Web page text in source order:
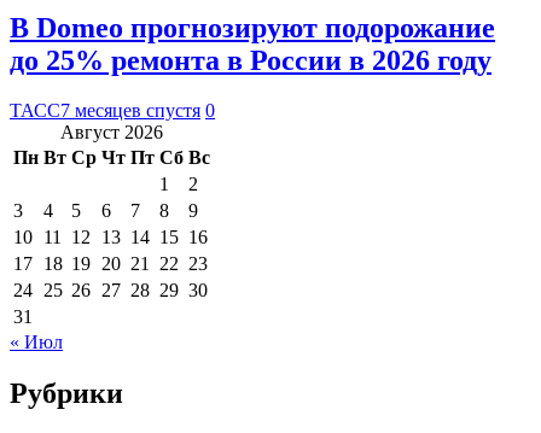
В Domeo прогнозируют подорожание
до 25% ремонта в России в 2026 году
ТАСС7 месяцев спустя 0
Август 2026
Пн Вт Ср Чт Пт Сб Вс
1
2
3
4 5 6 7 8
9
10 11 12 13 14 15 16
17 18 19 20 21 22 23
24 25 26 27 28 29 30
31
« Июл
Рубрики